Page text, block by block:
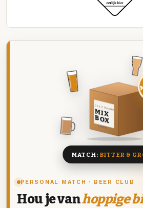
PERSONAL MATCH · BEER CLUB
Hou je vanhoppige
DEZE MAAND
MIX
BOX
8 BIEREN
MATCH: BITTER &